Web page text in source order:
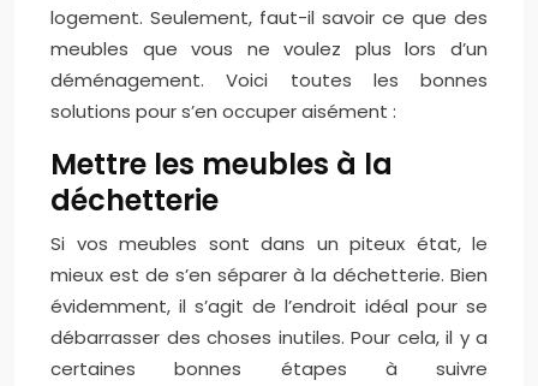
logement. Seulement, faut-il savoir ce que des
meubles que vous ne voulez plus lors d’un
déménagement. Voici toutes les bonnes
solutions pour s’en occuper aisément :
Mettre les meubles à la
déchetterie
Si vos meubles sont dans un piteux état, le
mieux est de s’en séparer à la déchetterie. Bien
évidemment, il s’agit de l’endroit idéal pour se
débarrasser des choses inutiles. Pour cela, il y a
certaines bonnes étapes à suivre